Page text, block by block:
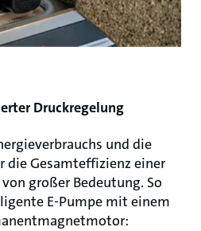
Druckregelung
und die
die Gesamteffizienz einer
großer Bedeutung. So
E-Pumpe mit einem